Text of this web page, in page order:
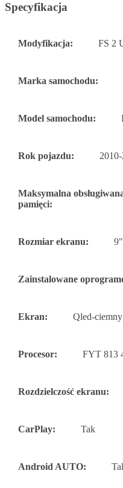
Specyfikacja
Modyfikacja: FS 2
Marka samochodu:
Model samochodu:
Rok pojazdu:
Maksymalna
pamięci:
Rozmiar ekranu: 9"
Zainstalowane
Ekran: Qled-
Procesor: FYT 813
Rozdzielczość ekranu:
CarPlay: Tak
Android AUTO: